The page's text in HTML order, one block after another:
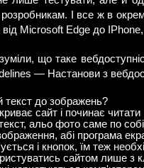
І все ж в
Microsoft Edge до
що таке
— Настанови з
текст до зображень?
сайт і починає
альо фото саме по
абі програма
і кнопок, їм теж
сайтом лише з